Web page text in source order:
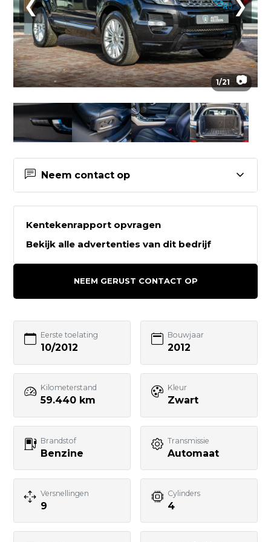
❮ ❯
1/21 📷
Neem contact op
Contactgegevens Auto Keijzers
B.V.
Bezoek website adverteerder
GebruikteAuto.NL:
📱 WhatsApp:
085-060 3662
📧 E-mail:
info@gebruikteauto.nl
Kentekenrapport opvragen
Bekijk alle advertenties van dit bedrijf
NEEM GERUST CONTACT OP
Eerste toelating
10/2012
Bouwjaar
2012
Kilometerstand
59.440 km
Kleur
Zwart
Brandstof
Benzine
Transmissie
Automaat
Versnellingen
9
Cylinders
4